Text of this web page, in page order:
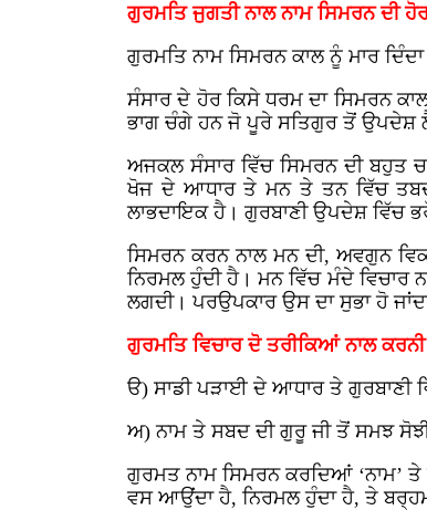
ਗੁਰਮਤਿ ਜੁਗਤੀ ਨਾਲ ਨਾਮ ਸਿਮਰਨ ਦੀ
ਗੁਰਮਤਿ ਨਾਮ ਸਿਮਰਨ ਕਾਲ ਨੂੰ ਮਾਰ
ਸੰਸਾਰ ਦੇ ਹੋਰ ਕਿਸੇ ਧਰਮ ਦਾ ਸਿਮਰਨ
ਭਾਗ ਚੰਗੇ ਹਨ ਜੋ ਪੂਰੇ ਸਤਿਗੁਰ ਤੋਂ ਉਪਦੇਸ਼
ਅਜਕਲ ਸੰਸਾਰ ਵਿੱਚ ਸਿਮਰਨ ਦੀ ਬਹੁਤ
ਖੋਜ ਦੇ ਆਧਾਰ ਤੇ ਮਨ ਤੇ ਤਨ ਵਿੱਚ
ਲਾਭਦਾਇਕ ਹੈ। ਗੁਰਬਾਣੀ ਉਪਦੇਸ਼ ਵਿੱਚ
ਸਿਮਰਨ ਕਰਨ ਨਾਲ ਮਨ ਦੀ, ਅਵਗੁਨ
ਨਿਰਮਲ ਹੁੰਦੀ ਹੈ। ਮਨ ਵਿੱਚ ਮੰਦੇ ਵਿਚਾਰ
ਲਗਦੀ। ਪਰਉਪਕਾਰ ਉਸ ਦਾ ਸੁਭਾ ਹੋ
ਗੁਰਮਤਿ ਵਿਚਾਰ ਦੋ ਤਰੀਕਿਆਂ ਨਾਲ
ੳ) ਸਾਡੀ ਪੜਾਈ ਦੇ ਆਧਾਰ ਤੇ ਗੁਰਬਾਣੀ
ਅ) ਨਾਮ ਤੇ ਸਬਦ ਦੀ ਗੁਰੂ ਜੀ ਤੋਂ ਸਮਝ
ਗੁਰਮਤ ਨਾਮ ਸਿਮਰਨ ਕਰਦਿਆਂ ‘ਨਾਮ’
ਵਸ ਆਉਂਦਾ ਹੈ, ਨਿਰਮਲ ਹੁੰਦਾ ਹੈ, ਤੇ